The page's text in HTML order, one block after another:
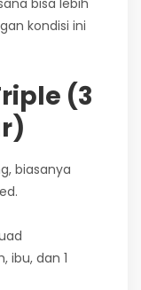
kondisi ini
(3
biasanya
ibu, dan 1